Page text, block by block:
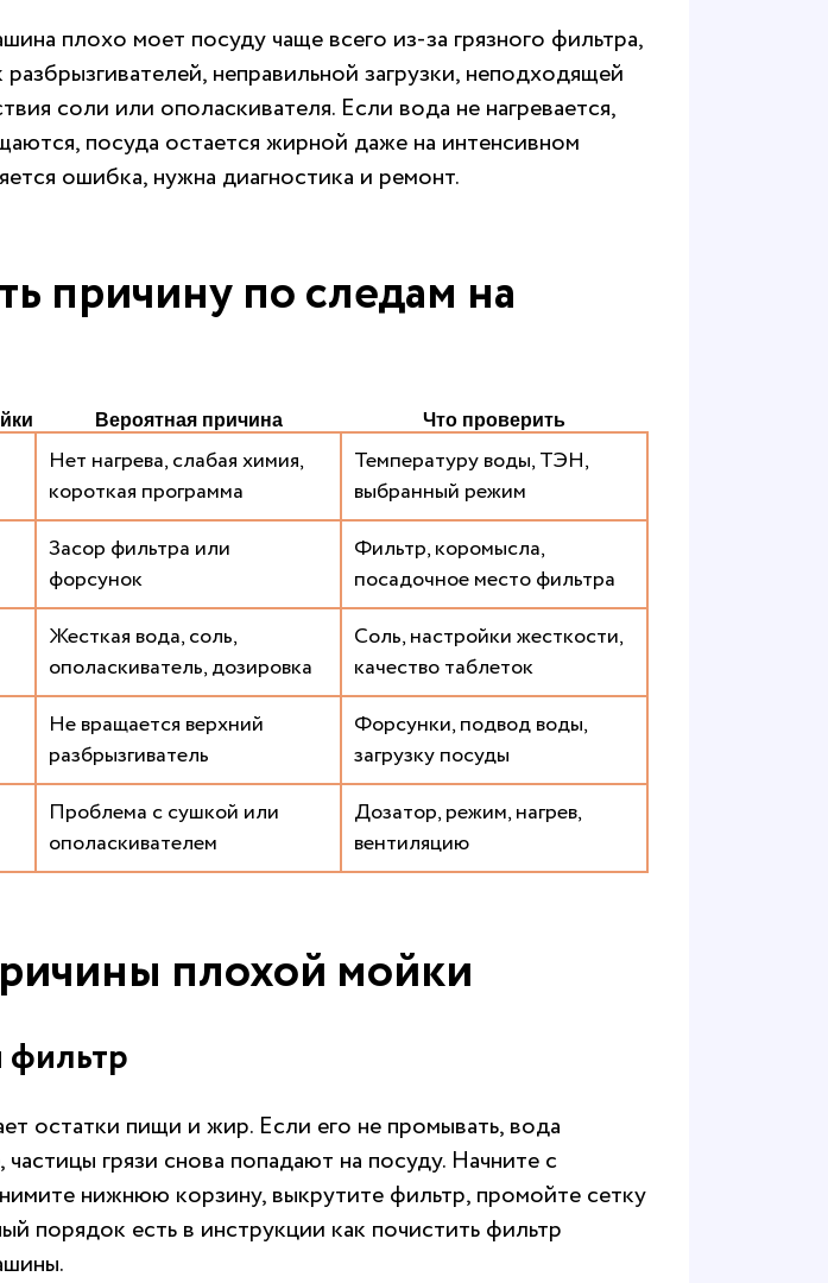
плохо моет посуду чаще всего из-за грязного фильтра,
неправильной загрузки, неподходящей
соли или ополаскивателя. Если вода не нагревается,
посуда остается жирной даже на интенсивном
ошибка, нужна диагностика и ремонт.
причину по следам на
Вероятная причина Что проверить
Нет нагрева, слабая химия,
короткая программа
Температуру воды, ТЭН,
выбранный режим
Засор фильтра или
форсунок
Фильтр, коромысла,
посадочное место фильтра
Жесткая вода, соль,
ополаскиватель, дозировка
Соль, настройки жесткости,
качество таблеток
Не вращается верхний
разбрызгиватель
Форсунки, подвод воды,
загрузку посуды
Проблема с сушкой или
ополаскивателем
Дозатор, режим, нагрев,
вентиляцию
плохой мойки
фильтр
остатки пищи и жир. Если его не промывать, вода
грязи снова попадают на посуду. Начните с
нижнюю корзину, выкрутите фильтр, промойте сетку
порядок есть в инструкции как почистить фильтр
.